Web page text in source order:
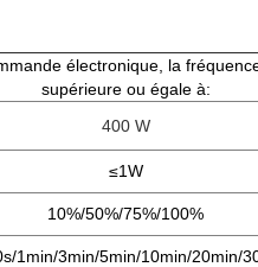
électronique, la
supérieure ou égale à:
400 W
≤1W
10%/50%/75%/100%
1min/3min/5min/10min/20min/